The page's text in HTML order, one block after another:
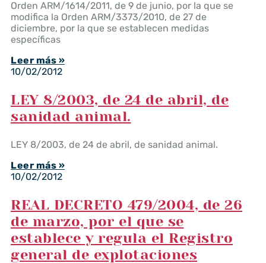
Orden ARM/1614/2011, de 9 de junio, por la que se
modifica la Orden ARM/3373/2010, de 27 de
diciembre, por la que se establecen medidas
específicas
Leer más »
10/02/2012
LEY 8/2003, de 24 de abril, de
sanidad animal.
LEY 8/2003, de 24 de abril, de sanidad animal.
Leer más »
10/02/2012
REAL DECRETO 479/2004, de 26
de marzo, por el que se
establece y regula el Registro
general de explotaciones